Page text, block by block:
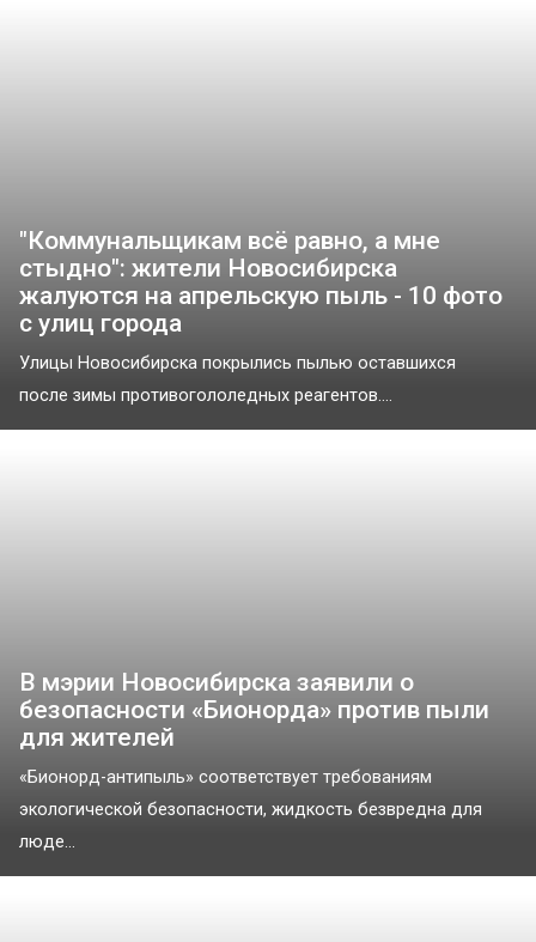
"Коммунальщикам всё равно, а мне
стыдно": жители Новосибирска
жалуются на апрельскую пыль - 10 фото
с улиц города
Улицы Новосибирска покрылись пылью оставшихся
после зимы противогололедных реагентов....
В мэрии Новосибирска заявили о
безопасности «Бионорда» против пыли
для жителей
«Бионорд-антипыль» соответствует требованиям
экологической безопасности, жидкость безвредна для
люде...